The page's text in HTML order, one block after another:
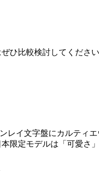
ひ比較検討してください
レイ文字盤にカルティ
限定モデルは「可愛さ